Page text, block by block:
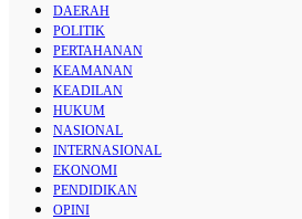
DAERAH
POLITIK
PERTAHANAN
KEAMANAN
KEADILAN
HUKUM
NASIONAL
INTERNASIONAL
EKONOMI
PENDIDIKAN
OPINI